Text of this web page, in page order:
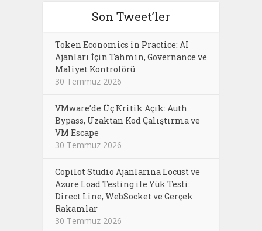
Son Tweet’ler
Token Economics in Practice: AI
Ajanları İçin Tahmin, Governance ve
Maliyet Kontrolörü
30 Temmuz 2026
VMware’de Üç Kritik Açık: Auth
Bypass, Uzaktan Kod Çalıştırma ve
VM Escape
30 Temmuz 2026
Copilot Studio Ajanlarına Locust ve
Azure Load Testing ile Yük Testi:
Direct Line, WebSocket ve Gerçek
Rakamlar
30 Temmuz 2026